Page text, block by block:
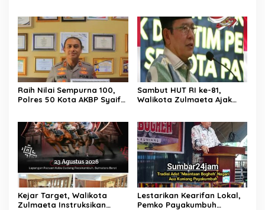
Narkoba
Inisial JP yang Disanggah
Hendryola Asmira
Raih Nilai Sempurna 100,
Polres 50 Kota AKBP Syaiful
Bukittinggi Awards 2026
Sambut HUT RI ke-81,
Walikota Zulmaeta Ajak
Sepanjang Agustus
Kejar Target, Walikota
Zulmaeta Instruksikan
Lestarikan Kearifan Lokal,
Pemko Payakumbuh